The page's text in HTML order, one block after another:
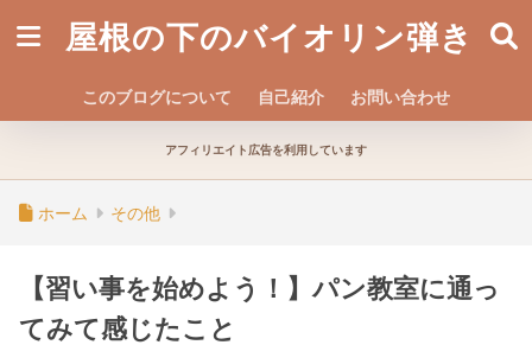
屋根の下のバイオリン弾き
このブログについて 自己紹介 お問い合わせ
アフィリエイト広告を利用しています
ホーム その他
【習い事を始めよう！】パン教室に通っ
てみて感じたこと